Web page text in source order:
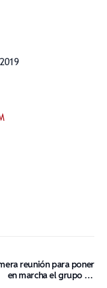
reunión para poner
en marcha el grupo de